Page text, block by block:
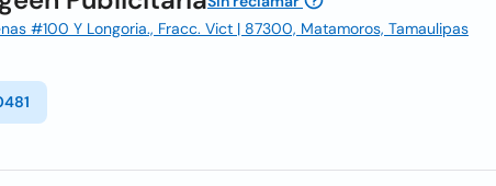
#100 Y Longoria., Fracc. Vict | 87300, Matamoros, Tamaulipas